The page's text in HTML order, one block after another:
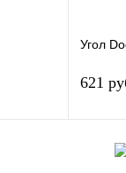
Угол
621